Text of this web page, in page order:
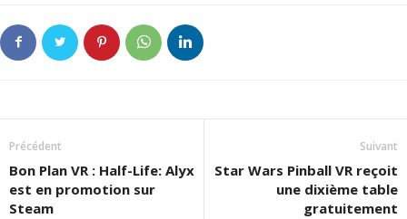
Précédent
Bon Plan VR : Half-Life: Alyx
est en promotion sur
Steam
Suivant
Star Wars Pinball VR reçoit
une dixième table
gratuitement